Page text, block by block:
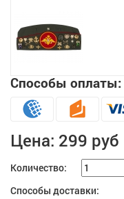
Способы оплаты:
Цена: 299 руб
Количество:
Способы доставки: